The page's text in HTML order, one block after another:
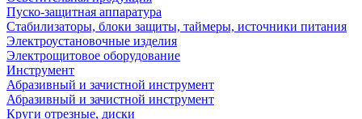
Пуско-защитная аппаратура
Стабилизаторы, блоки защиты, таймеры, источники питания
Электроустановочные изделия
Электрощитовое оборудование
Инструмент
Абразивный и зачистной инструмент
Абразивный и зачистной инструмент
Круги отрезные, диски